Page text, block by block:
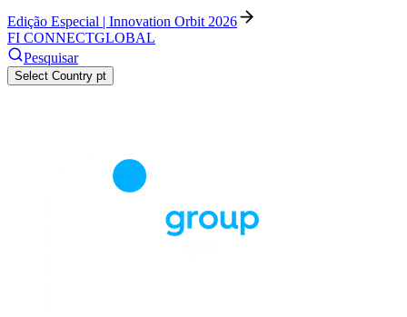
Edição Especial | Innovation Orbit 2026
FI CONNECTGLOBAL
Pesquisar
Select Country pt